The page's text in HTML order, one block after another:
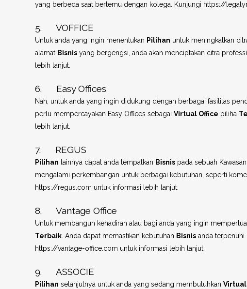
yang berbeda saat bertemu dengan kolega. Kunjungi https://
5. VOFFICE
Untuk anda yang ingin menentukan Pilihan untuk meningkatkan
alamat Bisnis yang bergengsi, anda akan menciptakan citra
lebih lanjut.
6. Easy Offices
Nah, untuk anda yang ingin didukung dengan berbagai fasilitas
perlu mempercayakan Easy Offices sebagai Virtual Office piliha
lebih lanjut.
7. REGUS
Pilihan lainnya dapat anda tempatkan Bisnis pada sebuah Kawasan
mengalami perkembangan untuk berbagai kebutuhan, seperti
https://regus.com untuk informasi lebih lanjut.
8. Vantage Office
Untuk membangun kehadiran atau bagi anda yang ingin
Terbaik. Anda dapat memastikan kebutuhan Bisnis anda terpenuhi
https://vantage-office.com untuk informasi lebih lanjut.
9. ASSOCIE
Pilihan selanjutnya untuk anda yang sedang membutuhkan Virtual